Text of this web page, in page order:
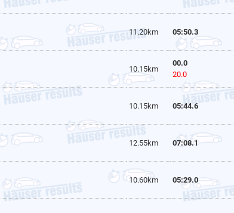
11.20km 05:50.3
10.15km
00.0
20.0
10.15km 05:44.6
12.55km 07:08.1
10.60km 05:29.0